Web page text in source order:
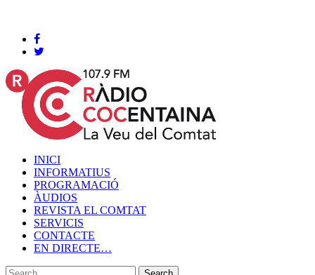
INICI
INFORMATIUS
PROGRAMACIÓ
ÀUDIOS
REVISTA EL COMTAT
SERVICIS
CONTACTE
EN DIRECTE…